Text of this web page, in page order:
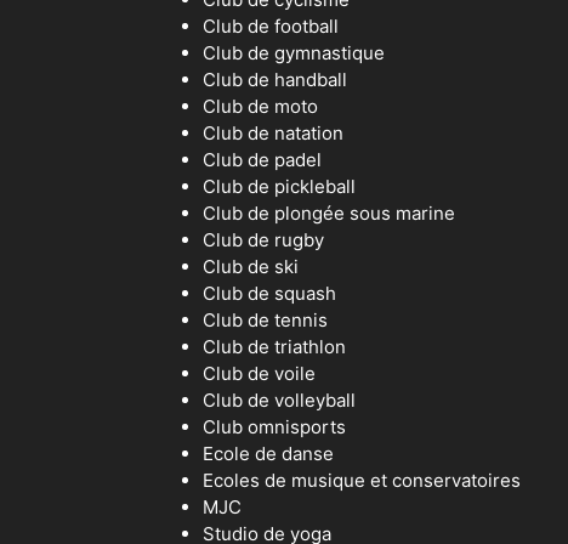
Club de football
Club de gymnastique
Club de handball
Club de moto
Club de natation
Club de padel
Club de pickleball
Club de plongée sous marine
Club de rugby
Club de ski
Club de squash
Club de tennis
Club de triathlon
Club de voile
Club de volleyball
Club omnisports
Ecole de danse
Ecoles de musique et conservatoires
MJC
Studio de yoga